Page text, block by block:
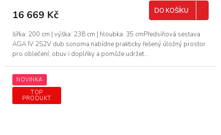
16 669 Kč DO KOŠÍKU
šířka: 200 cm | výška: 238 cm | hloubka: 35 cmPředsíňová sestava
AGA IV 2S2V dub sonoma nabídne prakticky řešený úložný prostor
pro oblečení, obuv i doplňky a pomůže udržet...
NOVINKA
TOP
PRODUKT